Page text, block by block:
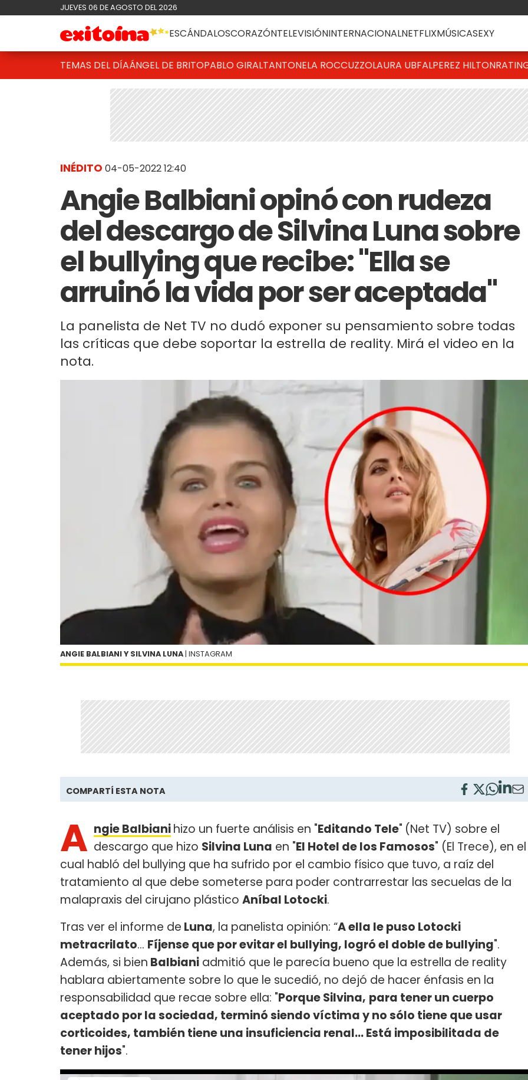
JUEVES 06 DE AGOSTO DEL 2026
ESCÁNDALOSCORAZÓNTELEVISIÓNINTERNACIONALNETFLIXMÚSICASEXY
TEMAS DEL DÍAÁNGEL DE BRITOPABLO GIRALTANTONELA ROCCUZZOLAURA UBFALPEREZ HILTON
INÉDITO 04-05-2022 12:40
Angie Balbiani opinó con rudeza
del descargo de Silvina Luna sobre
el bullying que recibe: "Ella se
arruinó la vida por ser aceptada"
La panelista de Net TV no dudó exponer su pensamiento sobre todas
las críticas que debe soportar la estrella de reality. Mirá el video en la
nota.
ANGIE BALBIANI Y SILVINA LUNA | INSTAGRAM
COMPARTÍ ESTA NOTA
A ngie Balbianihizo un fuerte análisis en "Editando Tele" (Net TV) sobre el
descargo que hizo Silvina Luna en "El Hotel de los Famosos" (El Trece), en el
cual habló del bullying que ha sufrido por el cambio físico que tuvo, a raíz del
tratamiento al que debe someterse para poder contrarrestar las secuelas de la
malapraxis del cirujano plástico Aníbal Lotocki.
Tras ver el informe de Luna, la panelista opinión: “A ella le puso Lotocki
metracrilato… Fíjense que por evitar el bullying, logró el doble de bullying".
Además, si bien Balbiani admitió que le parecía bueno que la estrella de reality
hablara abiertamente sobre lo que le sucedió, no dejó de hacer énfasis en la
responsabilidad que recae sobre ella: "Porque Silvina, para tener un cuerpo
aceptado por la sociedad, terminó siendo víctima y no sólo tiene que usar
corticoides, también tiene una insuficiencia renal… Está imposibilitada de
tener hijos".